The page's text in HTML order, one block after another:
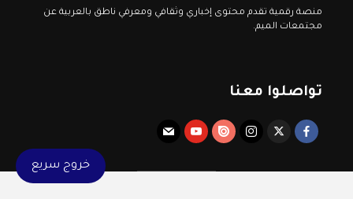
منصة رقمية تقدم محتوى إخباري وثقافي ومعرفي ناطق بالعربية عن
مجتمعات الميم.
تواصلوا معنا
خروج سريع